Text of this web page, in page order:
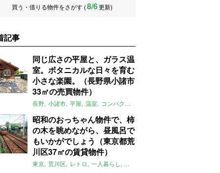
買う・借りる物件をさがす (8/6更新)
記事
同じ広さの平屋と、ガラス温
室。ボタニカルな日々を育む
小さな楽園。（長野県小諸市
33㎡の売買物件）
長野 小諸市 平屋 温室 コンパクト
昭和のおっちゃん物件で、柿
の木を眺めながら、昼風呂で
もいかがでしょう（東京都荒
川区37㎡の賃貸物件）
東京 荒川区 レトロ 一人暮らし タイル